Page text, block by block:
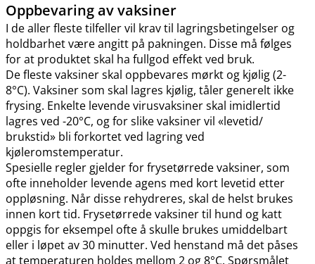
Oppbevaring av vaksiner
I de aller fleste tilfeller vil krav til lagringsbetingelser og
holdbarhet være angitt på pakningen. Disse må følges
for at produktet skal ha fullgod effekt ved bruk.
De fleste vaksiner skal oppbevares mørkt og kjølig (2-
8°C). Vaksiner som skal lagres kjølig, tåler generelt ikke
frysing. Enkelte levende virusvaksiner skal imidlertid
lagres ved -20°C, og for slike vaksiner vil «levetid​/​
brukstid» bli forkortet ved lagring ved
kjøleromstemperatur.
Spesielle regler gjelder for frysetørrede vaksiner, som
ofte inneholder levende agens med kort levetid etter
oppløsning. Når disse rehydreres, skal de helst brukes
innen kort tid. Frysetørrede vaksiner til hund og katt
oppgis for eksempel ofte å skulle brukes umiddelbart
eller i løpet av 30 minutter. Ved henstand må det påses
at temperaturen holdes mellom 2 og 8°C. Spørsmålet